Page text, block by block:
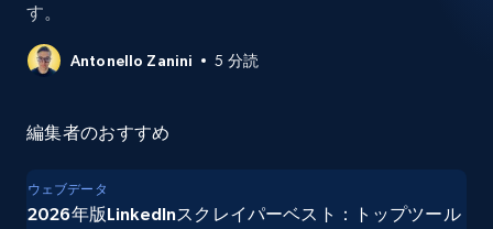
す。
Antonello Zanini 5 分読
編集者のおすすめ
ウェブデータ
2026年版LinkedInスクレイパーベスト：トップツール